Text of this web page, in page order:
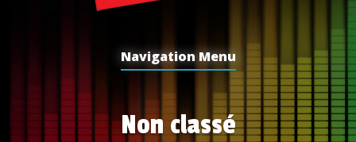
Navigation Menu
Non classé